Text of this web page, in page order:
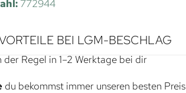
772944
BEI LGM-BESCHLAG
Regel in 1–2 Werktage bei dir
du bekommst immer unseren besten Preis